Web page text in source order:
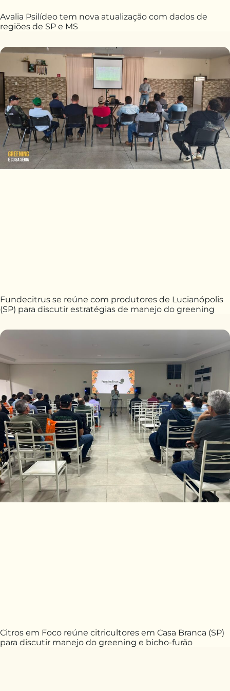
Avalia Psilídeo tem nova atualização com dados de
regiões de SP e MS
Fundecitrus se reúne com produtores de Lucianópolis
(SP) para discutir estratégias de manejo do greening
Citros em Foco reúne citricultores em Casa Branca (SP)
para discutir manejo do greening e bicho-furão